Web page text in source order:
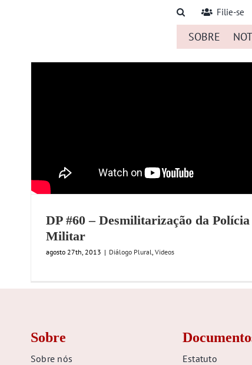
Filie-se
SOBRE
DP #60 – Desmilitarização da Polícia
Militar
agosto 27th, 2013 | Diálogo Plural Videos
Sobre
Sobre nós
Estatuto